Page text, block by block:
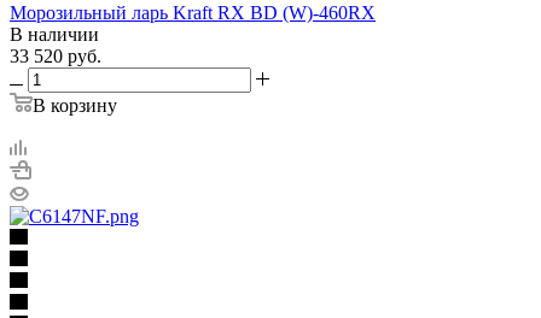
Морозильный ларь Kraft RX BD (W)-460RX
В наличии
33 520 руб.
В корзину